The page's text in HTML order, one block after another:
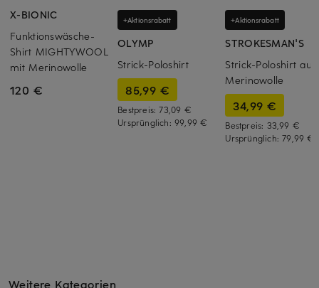
X-BIONIC
Funktionswäsche-
Shirt MIGHTYWOOL
mit Merinowolle
120 €
+Aktionsrabatt
OLYMP
Strick-Poloshirt
85,99 €
Bestpreis:73,09 €
Ursprünglich: 99,99 €
+Aktionsrabatt
STROKESMAN'S
Strick-Poloshirt aus
Merinowolle
34,99 €
Bestpreis: 33,99 €
Ursprünglich:79,99 €
Weitere Kategorien